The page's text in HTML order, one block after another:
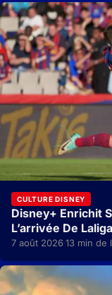
CULTURE DISNEY
Disney+ Enrichit
L’arrivée De Laliga
7 août 2026·13 min de